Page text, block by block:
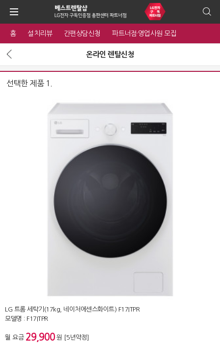
홈 설치리뷰 간편상담신청 파트너점·영업사원 모집
온라인 렌탈신청
선택한 제품 1.
LG 트롬 세탁기(17kg, 네이처에센스화이트) F17ITPR
모델명 : F17ITPR
월 요금 29,900 원 [5년약정]